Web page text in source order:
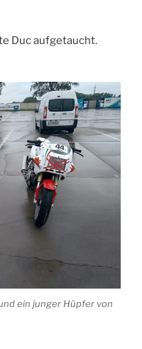
Duc aufgetaucht.
ein junger Hüpfer von